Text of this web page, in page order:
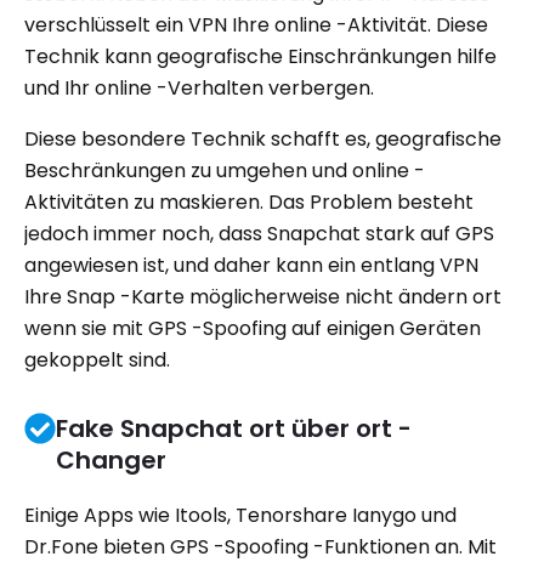
verschlüsselt ein VPN Ihre online -Aktivität. Diese
Technik kann geografische Einschränkungen hilfe
und Ihr online -Verhalten verbergen.
Diese besondere Technik schafft es, geografische
Beschränkungen zu umgehen und online -
Aktivitäten zu maskieren. Das Problem besteht
jedoch immer noch, dass Snapchat stark auf GPS
angewiesen ist, und daher kann ein entlang VPN
Ihre Snap -Karte möglicherweise nicht ändern ort
wenn sie mit GPS -Spoofing auf einigen Geräten
gekoppelt sind.
Fake Snapchat ort über ort -
Changer
Einige Apps wie Itools, Tenorshare Ianygo und
Dr.Fone bieten GPS -Spoofing -Funktionen an. Mit